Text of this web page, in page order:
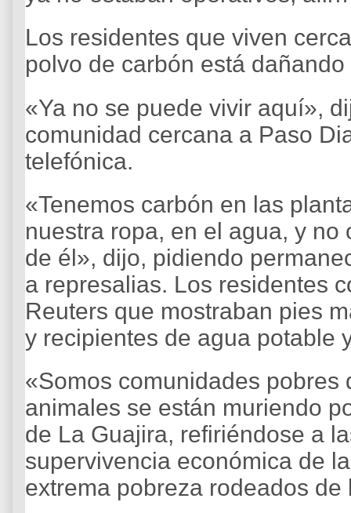
Los residentes que viven
polvo de carbón está
«Ya no se puede vivir aquí»,
comunidad cercana a Paso
telefónica.
«Tenemos carbón en las
nuestra ropa, en el agua, y
de él», dijo, pidiendo
a represalias. Los residentes
Reuters que mostraban pies
y recipientes de agua potable
«Somos comunidades
animales se están muriendo
de La Guajira, refiriéndose a
supervivencia económica de
extrema pobreza rodeados